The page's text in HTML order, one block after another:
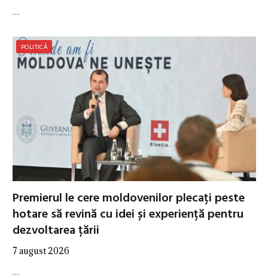
…
POLITICĂ
Premierul le cere moldovenilor plecați peste
hotare să revină cu idei și experiență pentru
dezvoltarea țării
7 august 2026
…